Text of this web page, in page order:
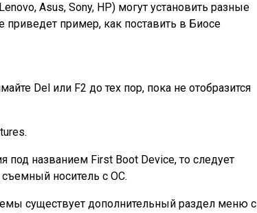
Asus, Sony, HP) могут установить разные
приведет пример, как поставить в Биосе
Del или F2 до тех пор, пока не отобразится
под названием First Boot Device, то следует
носитель с ОС.
существует дополнительный раздел меню с